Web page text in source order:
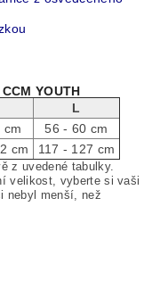
YOUTH
L
cm
56 - 60 cm
cm 117 - 127 cm
z uvedené tabulky.
velikost, vyberte si vaši
nebyl menší, než